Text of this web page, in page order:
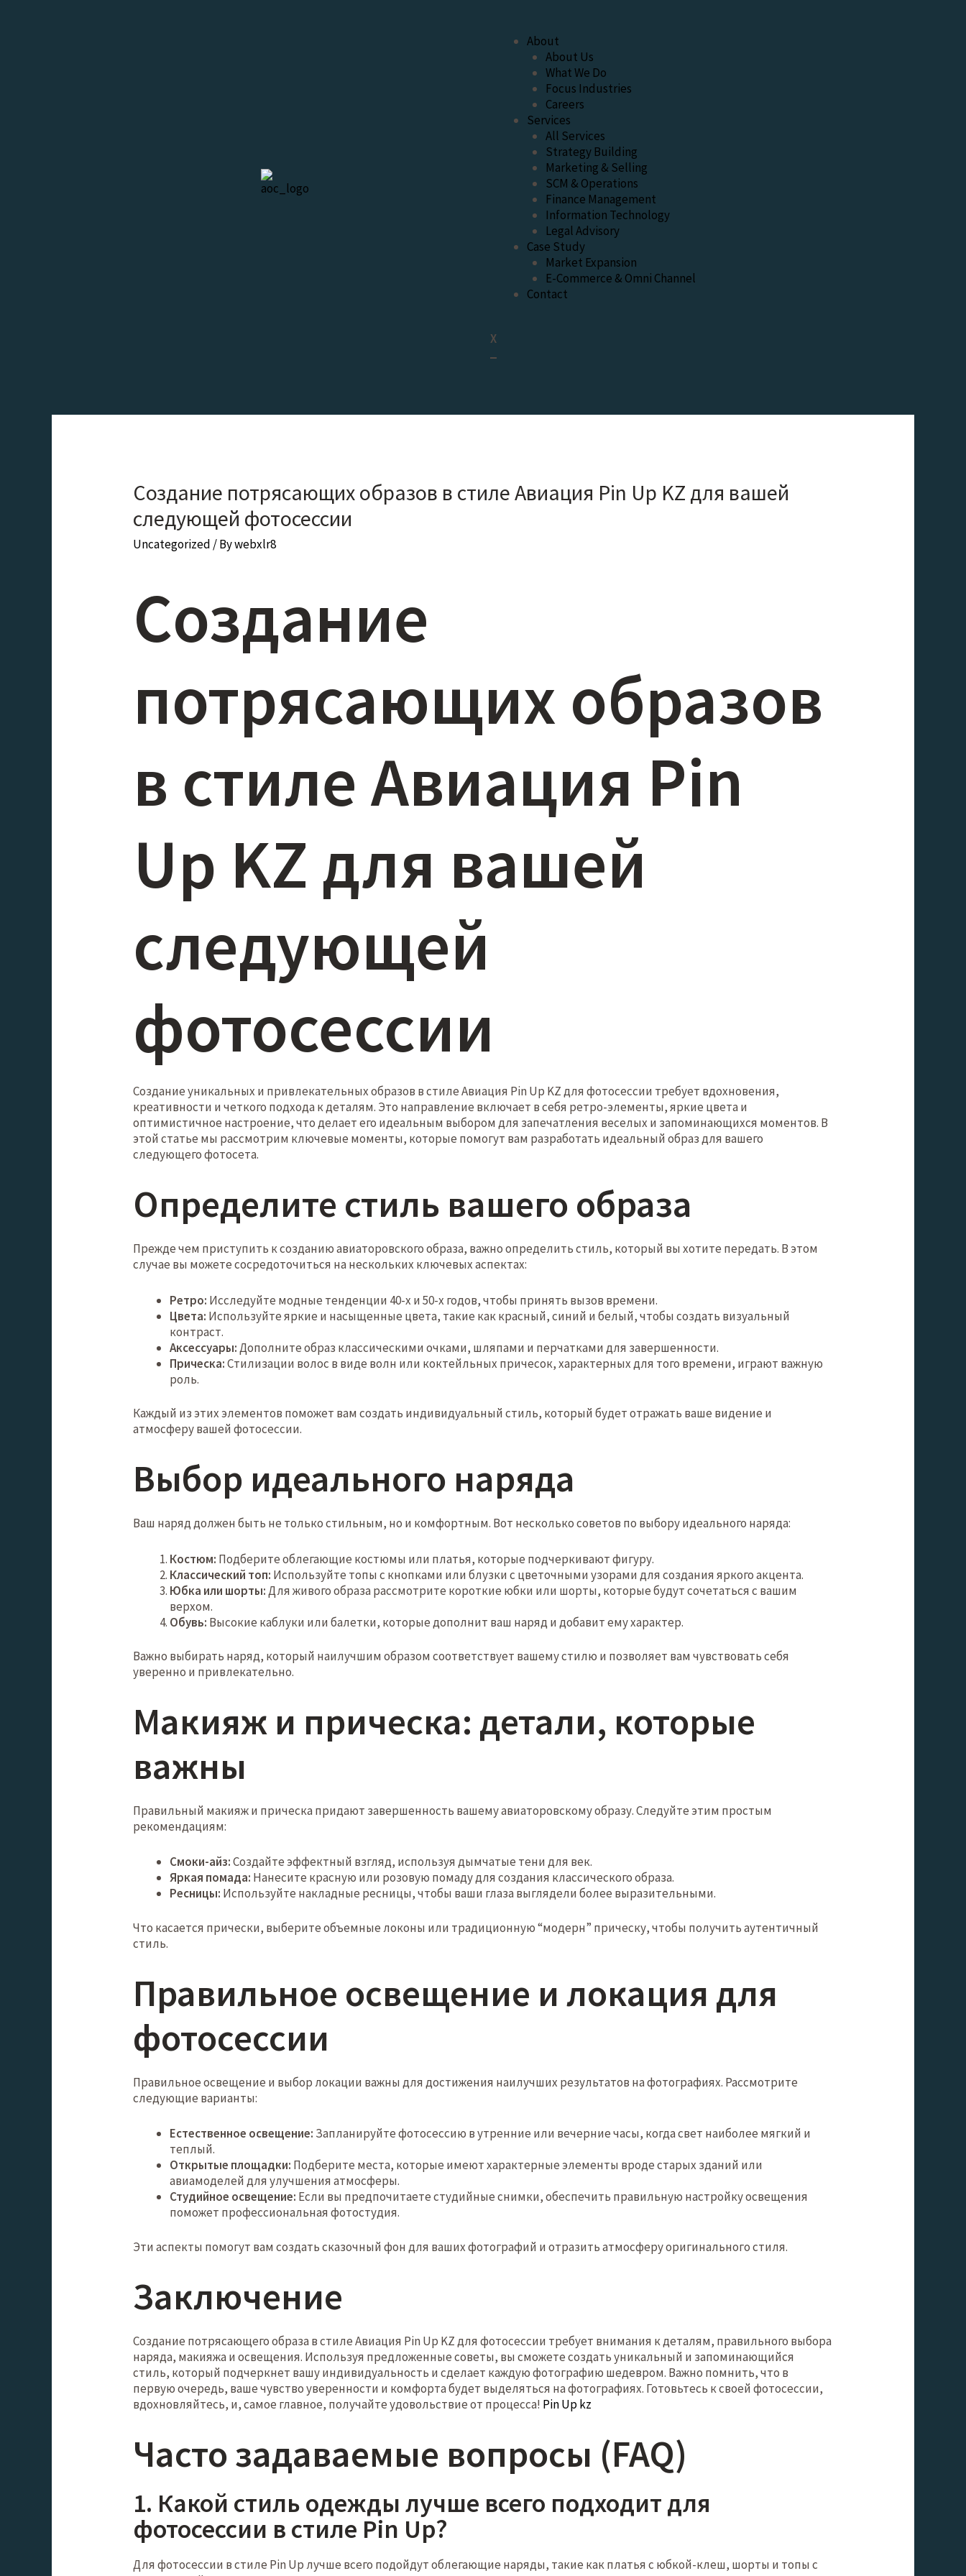
About
About Us
What We Do
Focus Industries
Careers
Services
All Services
Strategy Building
Marketing & Selling
SCM & Operations
Finance Management
Information Technology
Legal Advisory
Case Study
Market Expansion
E-Commerce & Omni Channel
Contact
X
Создание потрясающих образов в стиле Авиация Pin Up KZ для вашей
следующей фотосессии
Uncategorized / Bywebxlr8
Создание
потрясающих образов
в стиле Авиация Pin
Up KZ для вашей
следующей
фотосессии
Создание уникальных и привлекательных образов в стиле Авиация Pin Up KZ для фотосессии требует вдохновения,
креативности и четкого подхода к деталям. Это направление включает в себя ретро-элементы, яркие цвета и
оптимистичное настроение, что делает его идеальным выбором для запечатления веселых и запоминающихся моментов. В
этой статье мы рассмотрим ключевые моменты, которые помогут вам разработать идеальный образ для вашего
следующего фотосета.
Определите стиль вашего образа
Прежде чем приступить к созданию авиаторовского образа, важно определить стиль, который вы хотите передать. В этом
случае вы можете сосредоточиться на нескольких ключевых аспектах:
Ретро: Исследуйте модные тенденции 40-х и 50-х годов, чтобы принять вызов времени.
Цвета: Используйте яркие и насыщенные цвета, такие как красный, синий и белый, чтобы создать визуальный
контраст.
Аксессуары:Дополните образ классическими очками, шляпами и перчатками для завершенности.
Прическа:Стилизации волос в виде волн или коктейльных причесок, характерных для того времени, играют важную
роль.
Каждый из этих элементов поможет вам создать индивидуальный стиль, который будет отражать ваше видение и
атмосферу вашей фотосессии.
Выбор идеального наряда
Ваш наряд должен быть не только стильным, но и комфортным. Вот несколько советов по выбору идеального наряда:
Костюм: Подберите облегающие костюмы или платья, которые подчеркивают фигуру.
Классический топ: Используйте топы с кнопками или блузки с цветочными узорами для создания яркого акцента.
Юбка или шорты:Для живого образа рассмотрите короткие юбки или шорты, которые будут сочетаться с вашим
верхом.
Обувь: Высокие каблуки или балетки, которые дополнит ваш наряд и добавит ему характер.
Важно выбирать наряд, который наилучшим образом соответствует вашему стилю и позволяет вам чувствовать себя
уверенно и привлекательно.
Макияж и прическа: детали, которые
важны
Правильный макияж и прическа придают завершенность вашему авиаторовскому образу. Следуйте этим простым
рекомендациям:
Смоки-айз:Создайте эффектный взгляд, используя дымчатые тени для век.
Яркая помада: Нанесите красную или розовую помаду для создания классического образа.
Ресницы: Используйте накладные ресницы, чтобы ваши глаза выглядели более выразительными.
Что касается прически, выберите объемные локоны или традиционную “модерн” прическу, чтобы получить аутентичный
стиль.
Правильное освещение и локация для
фотосессии
Правильное освещение и выбор локации важны для достижения наилучших результатов на фотографиях. Рассмотрите
следующие варианты:
Естественное освещение: Запланируйте фотосессию в утренние или вечерние часы, когда свет наиболее мягкий и
теплый.
Открытые площадки: Подберите места, которые имеют характерные элементы вроде старых зданий или
авиамоделей для улучшения атмосферы.
Студийное освещение: Если вы предпочитаете студийные снимки, обеспечить правильную настройку освещения
поможет профессиональная фотостудия.
Эти аспекты помогут вам создать сказочный фон для ваших фотографий и отразить атмосферу оригинальногo стиля.
Заключение
Создание потрясающего образа в стиле Авиация Pin Up KZ для фотосессии требует внимания к деталям, правильного выбора
наряда, макияжа и освещения. Используя предложенные советы, вы сможете создать уникальный и запоминающийся
стиль, который подчеркнет вашу индивидуальность и сделает каждую фотографию шедевром. Важно помнить, что в
первую очередь, ваше чувство уверенности и комфорта будет выделяться на фотографиях. Готовьтесь к своей фотосессии,
вдохновляйтесь, и, самое главное, получайте удовольствие от процесса! Pin Up kz
Часто задаваемые вопросы (FAQ)
1. Какой стиль одежды лучше всего подходит для
фотосессии в стиле Pin Up?
Для фотосессии в стиле Pin Up лучше всего подойдут облегающие наряды, такие как платья с юбкой-клеш, шорты и топы с